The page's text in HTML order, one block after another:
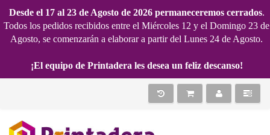
Desde el 17 al 23 de Agosto de 2026 permaneceremos cerrados.
Todos los pedidos recibidos entre el Miércoles 12 y el Domingo 23 de
Agosto, se comenzarán a elaborar a partir del Lunes 24 de Agosto.
¡El equipo de Printadera les desea un feliz descanso!